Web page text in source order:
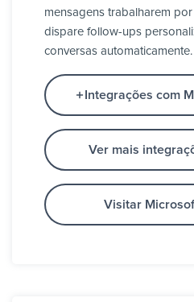
mensagens trabalharem
dispare follow-ups
conversas automaticamente.
Integrações com
Ver mais
Visitar